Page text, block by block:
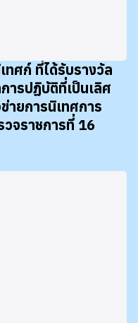
ศก์ ที่ได้รับรางวัล
ารปฏิบัติที่เป็นเลิศ
ยการนิเทศการ
จราชการที่ 16